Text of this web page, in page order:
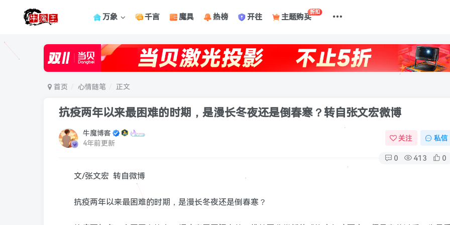
万象 千言 魔具 热榜 开往 主题购买
折扣
首页 心情随笔 正文
抗疫两年以来最困难的时期，是漫长冬夜还是倒春寒？ 转自张文宏微博
牛魔博客
4年前更新
关注 私信
0 413 0
文/张文宏 转自微博
抗疫两年以来最困难的时期，是漫长冬夜还是倒春寒？